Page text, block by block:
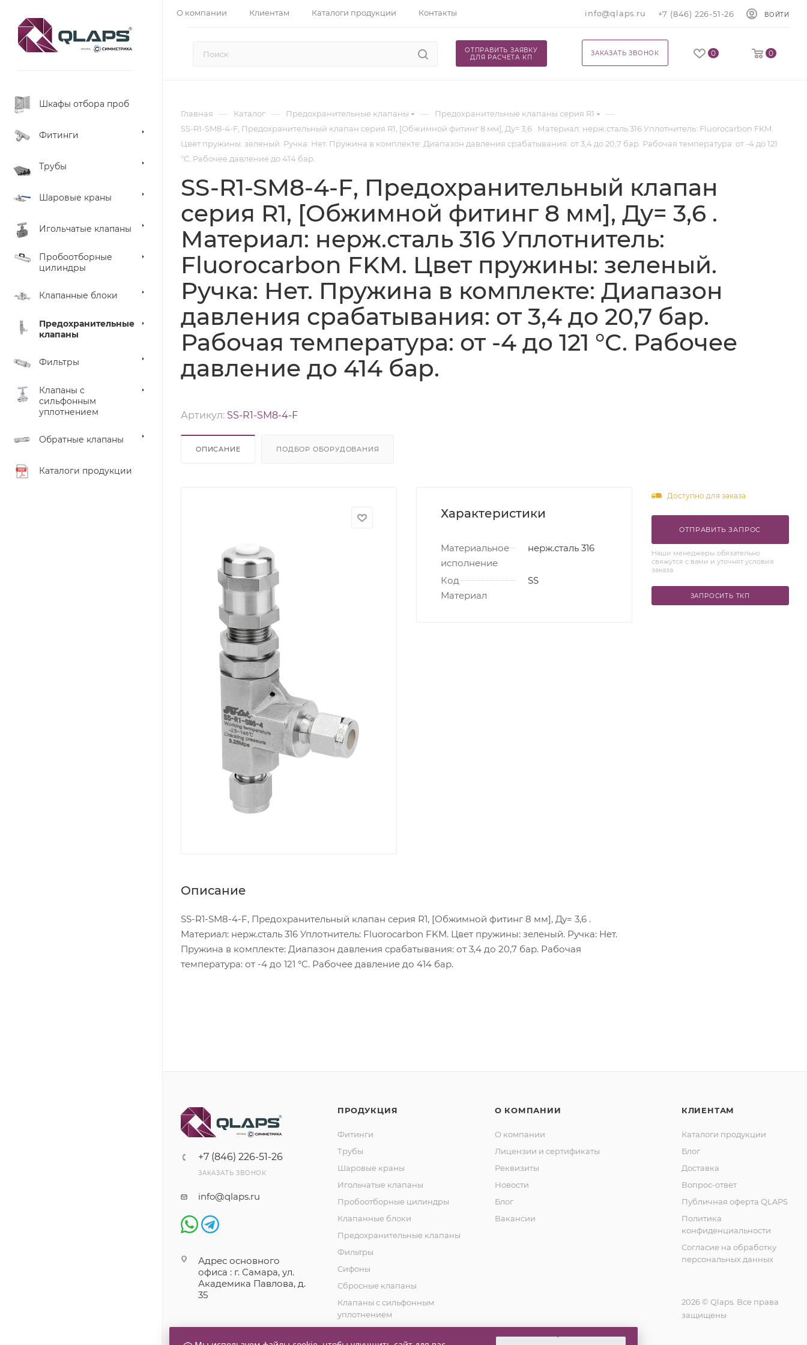
О компании Клиентам Каталоги продукции Контакты info@qlaps.ru +7 (846) 226-51-26 ВОЙТИ
0 0
ЗАКАЗАТЬ ЗВОНОК
ОТПРАВИТЬ ЗАЯВКУ
ДЛЯ РАСЧЕТА КП
Шкафы отбора проб
Фитинги
Трубы
Шаровые краны
Игольчатые клапаны
Пробоотборные
цилиндры
Клапанные блоки
Предохранительные
клапаны
Фильтры
Клапаны с
сильфонным
уплотнением
Обратные клапаны
Каталоги продукции
Главная — Каталог — Предохранительные клапаны — Предохранительные клапаны серия R1 —
SS-R1-SM8-4-F, Предохранительный клапан серия R1, [Обжимной фитинг 8 мм], Ду= 3,6 . Материал: нерж.сталь 316 Уплотнитель: Fluorocarbon FKM.
Цвет пружины: зеленый. Ручка: Нет. Пружина в комплекте: Диапазон давления срабатывания: от 3,4 до 20,7 бар. Рабочая температура: от -4 до 121
°С. Рабочее давление до 414 бар.
SS-R1-SM8-4-F, Предохранительный клапан
серия R1, [Обжимной фитинг 8 мм], Ду= 3,6 .
Материал: нерж.сталь 316 Уплотнитель:
Fluorocarbon FKM. Цвет пружины: зеленый.
Ручка: Нет. Пружина в комплекте: Диапазон
давления срабатывания: от 3,4 до 20,7 бар.
Рабочая температура: от -4 до 121 °С. Рабочее
давление до 414 бар.
Артикул: SS-R1-SM8-4-F
ОПИСАНИЕ ПОДБОР ОБОРУДОВАНИЯ
Характеристики
Материальное
исполнение
нерж.сталь 316
Код
Материал
SS
Описание
SS-R1-SM8-4-F, Предохранительный клапан серия R1, [Обжимной фитинг 8 мм], Ду= 3,6 .
Материал: нерж.сталь 316 Уплотнитель: Fluorocarbon FKM. Цвет пружины: зеленый. Ручка: Нет.
Пружина в комплекте: Диапазон давления срабатывания: от 3,4 до 20,7 бар. Рабочая
температура: от -4 до 121 °С. Рабочее давление до 414 бар.
Доступно для заказа
ОТПРАВИТЬ ЗАПРОС
Наши менеджеры обязательно
свяжутся с вами и уточнят условия
заказа
ЗАПРОСИТЬ ТКП
+7 (846) 226-51-26
ЗАКАЗАТЬ ЗВОНОК
info@qlaps.ru
Адрес основного
офиса : г. Самара, ул.
Академика Павлова, д.
35
ПРОДУКЦИЯ
Фитинги
Трубы
Шаровые краны
Игольчатые клапаны
Пробоотборные цилиндры
Клапанные блоки
Предохранительные клапаны
Фильтры
Сифоны
Сбросные клапаны
Клапаны с сильфонным
уплотнением
О КОМПАНИИ
О компании
Лицензии и сертификаты
Реквизиты
Новости
Блог
Вакансии
КЛИЕНТАМ
Каталоги продукции
Блог
Доставка
Вопрос-ответ
Публичная оферта QLAPS
Политика
конфиденциальности
Согласие на обработку
персональных данных
2026 © Qlaps. Все права
защищены